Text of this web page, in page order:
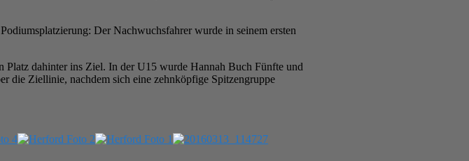
Der Nachwuchsfahrer wurde in seinem ersten
dahinter ins Ziel. In der U15 wurde Hannah Buch Fünfte und
die Ziellinie, nachdem sich eine zehnköpfige Spitzengruppe